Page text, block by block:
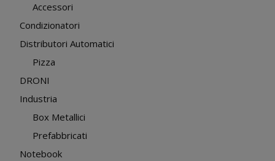
Accessori
Condizionatori
Distributori Automatici
Pizza
DRONI
Industria
Box Metallici
Prefabbricati
Notebook